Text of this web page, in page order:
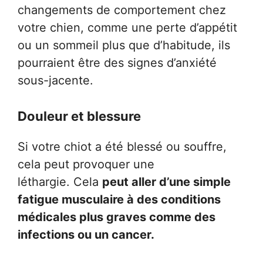
changements de comportement chez
votre chien, comme une perte d’appétit
ou un sommeil plus que d’habitude, ils
pourraient être des signes d’anxiété
sous-jacente.
Douleur et blessure
Si votre chiot a été blessé ou souffre,
cela peut provoquer une
léthargie. Cela peut aller d’une simple
fatigue musculaire à des conditions
médicales plus graves comme des
infections ou un cancer.